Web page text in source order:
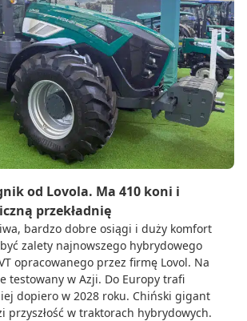
od Lovola. Ma 410 koni i
przekładnię
bardzo dobre osiągi i duży komfort
zalety najnowszego hybrydowego
opracowanego przez firmę Lovol. Na
testowany w Azji. Do Europy trafi
dopiero w 2028 roku. Chiński gigant
przyszłość w traktorach hybrydowych.